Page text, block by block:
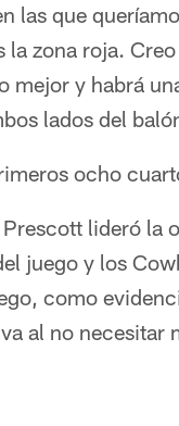
las que
zona roja.
mejor y habrá
lados del
ocho
lideró la
juego y los
como
al no necesitar